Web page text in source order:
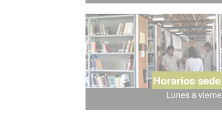
Horarios
Lunes a